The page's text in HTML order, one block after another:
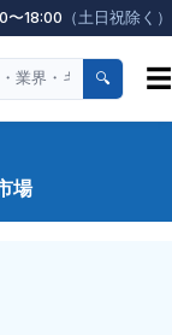
〜18:00 （土日祝除く）
🔍 ☰
場